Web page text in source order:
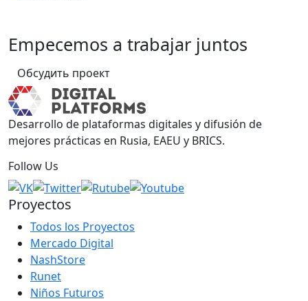
Empecemos a trabajar juntos
Обсудить проект
Desarrollo de plataformas digitales y difusión de
mejores prácticas en Rusia, EAEU y BRICS.
Follow Us
Proyectos
Todos los Proyectos
Mercado Digital
NashStore
Runet
Niños Futuros